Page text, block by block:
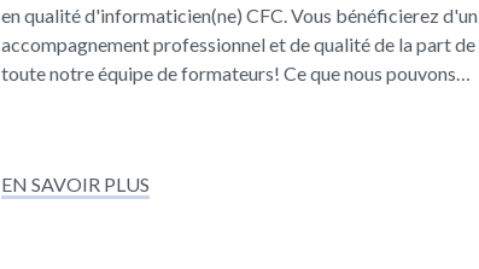
en qualité d'informaticien(ne) CFC. Vous bénéficierez d'un
accompagnement professionnel et de qualité de la part de
toute notre équipe de formateurs! Ce que nous pouvons…
EN SAVOIR PLUS